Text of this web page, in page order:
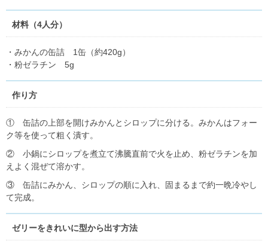
材料（4人分）
・みかんの缶詰 1缶（約420g）
・粉ゼラチン 5g
作り方
① 缶詰の上部を開けみかんとシロップに分ける。みかんはフォー
ク等を使って粗く潰す。
② 小鍋にシロップを煮立て沸騰直前で火を止め、粉ゼラチンを加
えよく混ぜて溶かす。
③ 缶詰にみかん、シロップの順に入れ、固まるまで約一晩冷やし
て完成。
ゼリーをきれいに型から出す方法